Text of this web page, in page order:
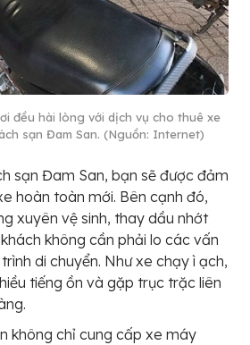
đều hài lòng với dịch vụ cho thuê xe
sạn Đam San. (Nguồn: Internet)
sạn Đam San, bạn sẽ được đảm
hoàn toàn mới. Bên cạnh đó,
xuyên vệ sinh, thay dầu nhớt
không cần phải lo các vấn
di chuyển. Như xe chạy ì ạch,
tiếng ồn và gặp trục trặc liên
không chỉ cung cấp xe máy